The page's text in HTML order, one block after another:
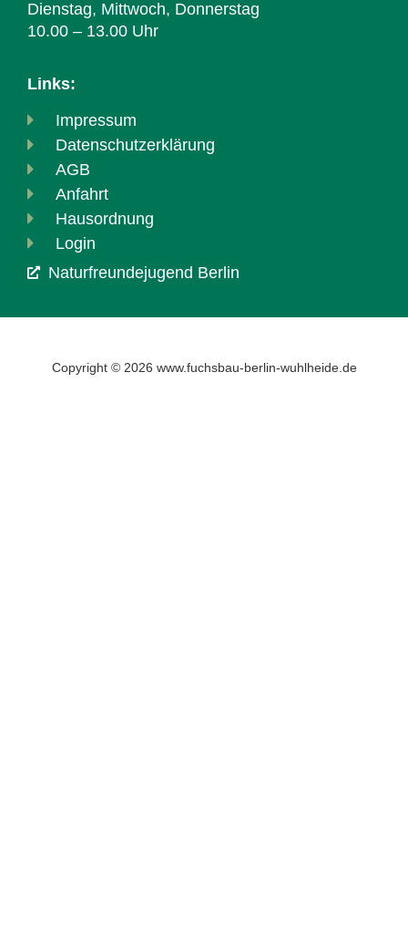
Dienstag, Mittwoch, Donnerstag
10.00 – 13.00 Uhr
Links:
Impressum
Datenschutzerklärung
AGB
Anfahrt
Hausordnung
Login
Naturfreundejugend Berlin
Copyright © 2026 www.fuchsbau-berlin-wuhlheide.de